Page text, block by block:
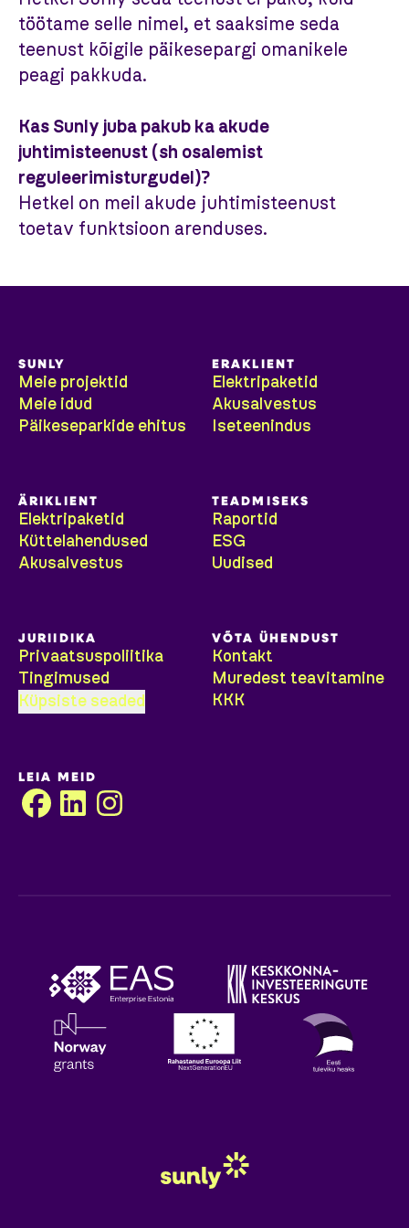
töötame selle nimel, et saaksime seda
teenust kõigile päikesepargi omanikele
peagi pakkuda.
Kas Sunly juba pakub ka akude
juhtimisteenust (sh osalemist
reguleerimisturgudel)?
Hetkel on meil akude juhtimisteenust
toetav funktsioon arenduses.
SUNLY
Meie projektid
Meie idud
Päikeseparkide ehitus
ERAKLIENT
Elektripaketid
Akusalvestus
Iseteenindus
ÄRIKLIENT
Elektripaketid
Küttelahendused
Akusalvestus
TEADMISEKS
Raportid
ESG
Uudised
JURIIDIKA
Privaatsuspoliitika
Tingimused
Küpsiste seaded
VÕTA ÜHENDUST
Kontakt
Muredest teavitamine
KKK
LEIA MEID